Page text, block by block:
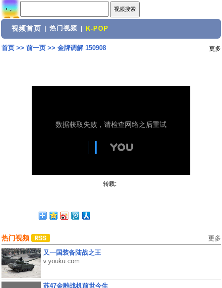
视频首页 热门视频 K-POP
首页>> 前一页>> 金牌调解 150908 更多
转载:
热门视频 更多
又一国装备陆战之王
v.youku.com
苏47金雕战机前世今生